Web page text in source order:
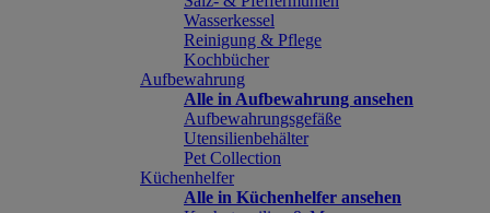
Wasserkessel
Reinigung & Pflege
Kochbücher
Aufbewahrung
Alle in Aufbewahrung ansehen
Aufbewahrungsgefäße
Utensilienbehälter
Pet Collection
Küchenhelfer
Alle in Küchenhelfer ansehen